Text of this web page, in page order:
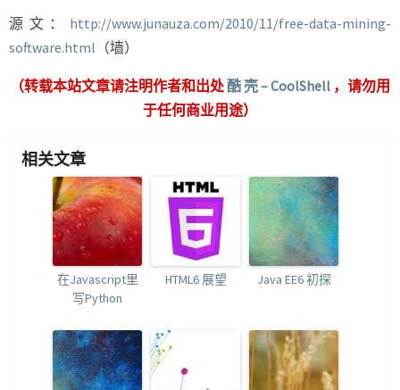
源文： http://www.junauza.com/2010/11/free-data-mining-
software.html （墙）
（转载本站文章请注明作者和出处酷 壳 – CoolShell ，请勿用
于任何商业用途）
相关文章
在Javascript里
写Python
HTML6 展望 Java EE6 初探